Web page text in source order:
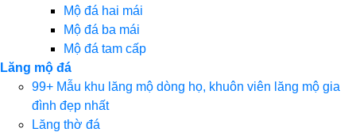
Mộ đá hai mái
Mộ đá ba mái
Mộ đá tam cấp
Lăng mộ đá
99+ Mẫu khu lăng mộ dòng họ, khuôn viên lăng mộ gia
đình đẹp nhất
Lăng thờ đá